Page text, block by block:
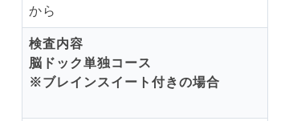
から
検査内容
脳ドック単独コース
※ブレインスイート付きの場合